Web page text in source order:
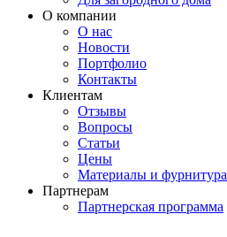
О компании
О нас
Новости
Портфолио
Контакты
Клиентам
Отзывы
Вопросы
Статьи
Цены
Материалы и фурнитура
Партнерам
Партнерская программа